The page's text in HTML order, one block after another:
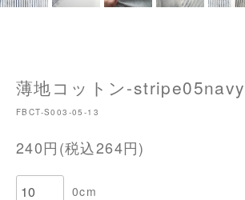
薄地コットン-
FBCT-S003-05-13
240円(税込264円)
0cm